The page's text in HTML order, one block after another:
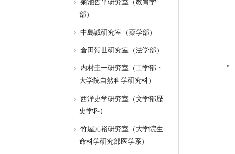
菊池哲平研究室（教育学
部）
中島誠研究室（薬学部）
倉田賀世研究室（法学部）
内村圭一研究室（工学部・
大学院自然科学研究科）
西洋史学研究室（文学部歴
史学科）
竹屋元裕研究室（大学院生
命科学研究部医学系）